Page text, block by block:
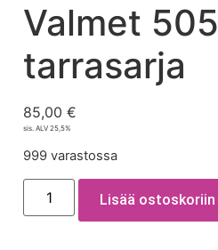
Valmet 505
tarrasarja
85,00 €
sis. ALV 25,5%
999 varastossa
Lisää ostoskoriin